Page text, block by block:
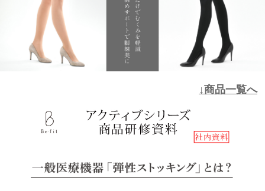
↓商品一覧へ